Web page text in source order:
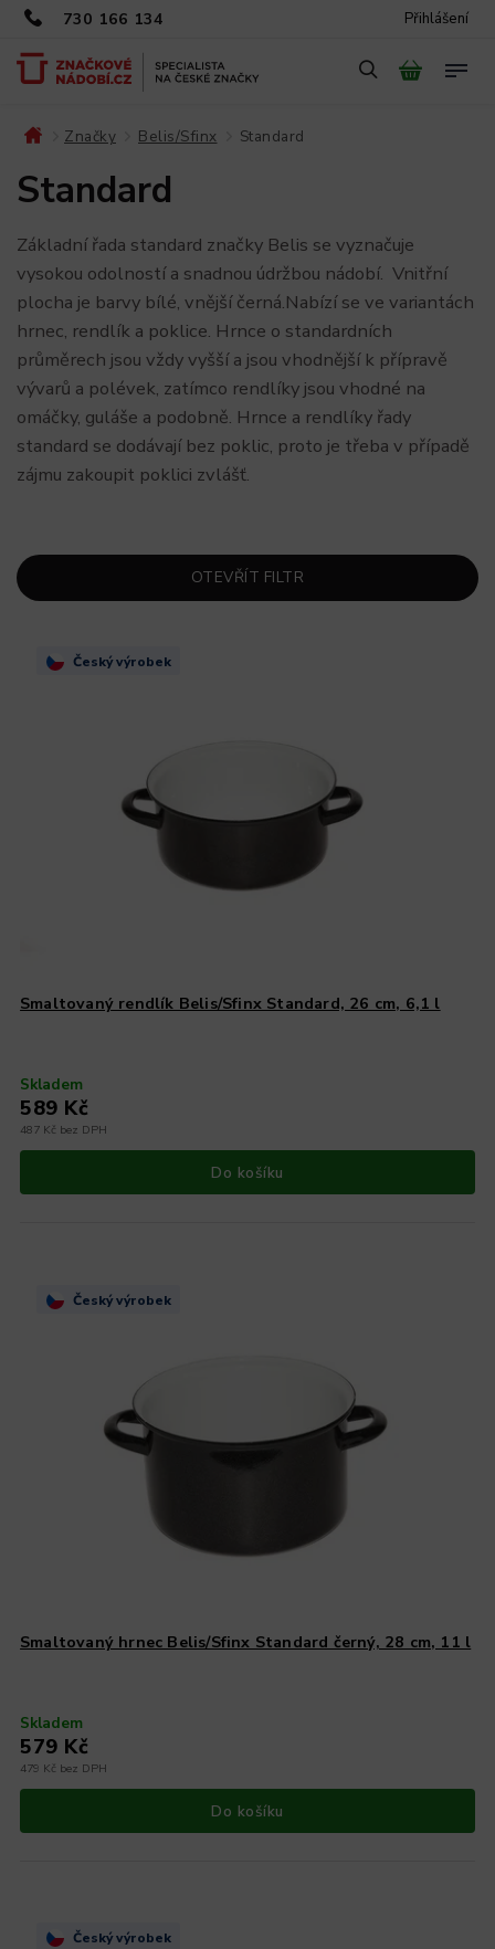
730 166 134 Přihlášení
Značky Belis/Sfinx Standard
Standard
Základní řada standard značky Belis se vyznačuje
vysokou odolností a snadnou údržbou nádobí. Vnitřní
plocha je barvy bílé, vnější černá.Nabízí se ve variantách
hrnec, rendlík a poklice. Hrnce o standardních
průměrech jsou vždy vyšší a jsou vhodnější k přípravě
vývarů a polévek, zatímco rendlíky jsou vhodné na
omáčky, guláše a podobně. Hrnce a rendlíky řady
standard se dodávají bez poklic, proto je třeba v případě
zájmu zakoupit poklici zvlášť.
OTEVŘÍT FILTR
Český výrobek
Smaltovaný rendlík Belis/Sfinx Standard, 26 cm, 6,1 l
Skladem
487 Kč bez DPH
589 Kč
Do košíku
Český výrobek
Smaltovaný hrnec Belis/Sfinx Standard černý, 28 cm, 11 l
Skladem
479 Kč bez DPH
579 Kč
Do košíku
Český výrobek